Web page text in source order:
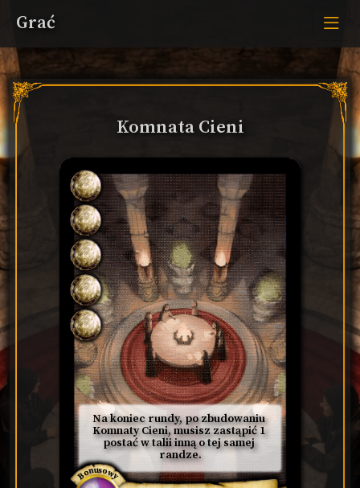
Grać
Komnata Cieni
Na koniec rundy, po zbudowaniu
Komnaty Cieni, musisz zastąpić 1
postać w talii inną o tej samej
randze.
Bonusowy